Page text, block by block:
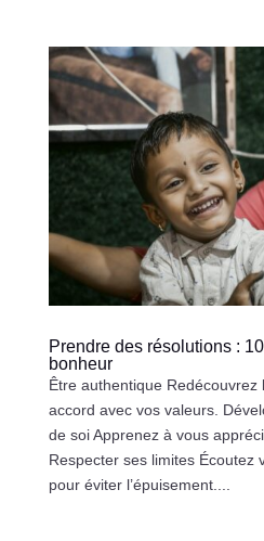
Prendre des résolutions :
bonheur
Être authentique Redécouvrez
accord avec vos valeurs.
de soi Apprenez à vous
Respecter ses limites Écoutez
pour éviter l’épuisement....